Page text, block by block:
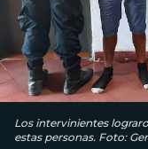
Los intervinientes
estas personas. Foto: